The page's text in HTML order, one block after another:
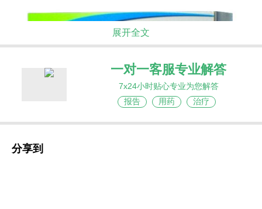
展开全文
一对一客服专业解答
7x24小时贴心专业为您解答
报告
用药 治疗
分享到